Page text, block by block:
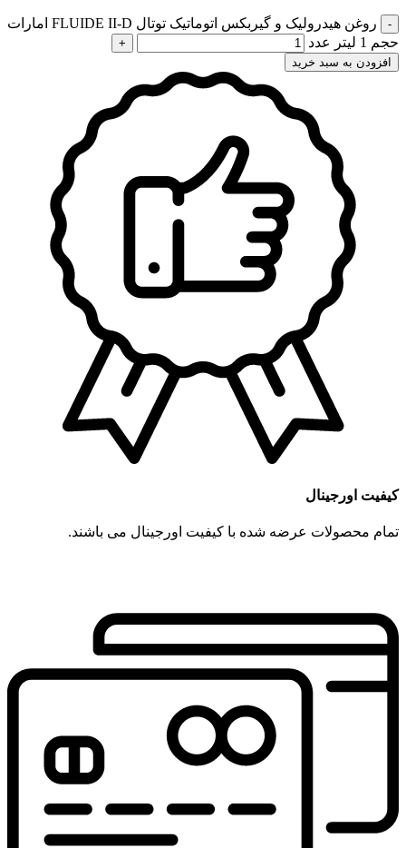
روغن هیدرولیک و گیربکس اتوماتیک توتال FLUIDE II-D امارات
حجم 1 لیتر عدد
افزودن به سبد خرید
کیفیت اورجینال
تمام محصولات عرضه شده با کیفیت اورجینال می باشند.